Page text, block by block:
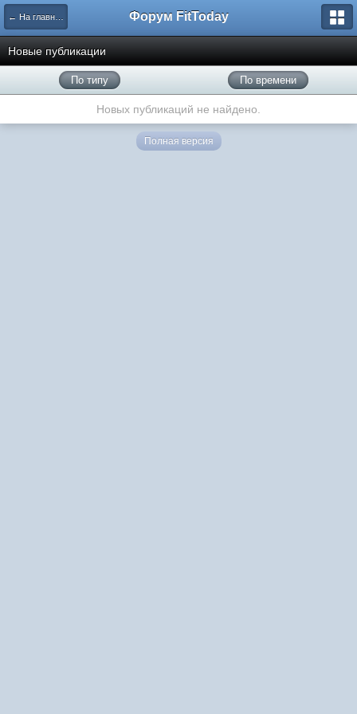
← На главную Форум FitToday
Новые публикации
По типу По времени
Новых публикаций не найдено.
Полная версия